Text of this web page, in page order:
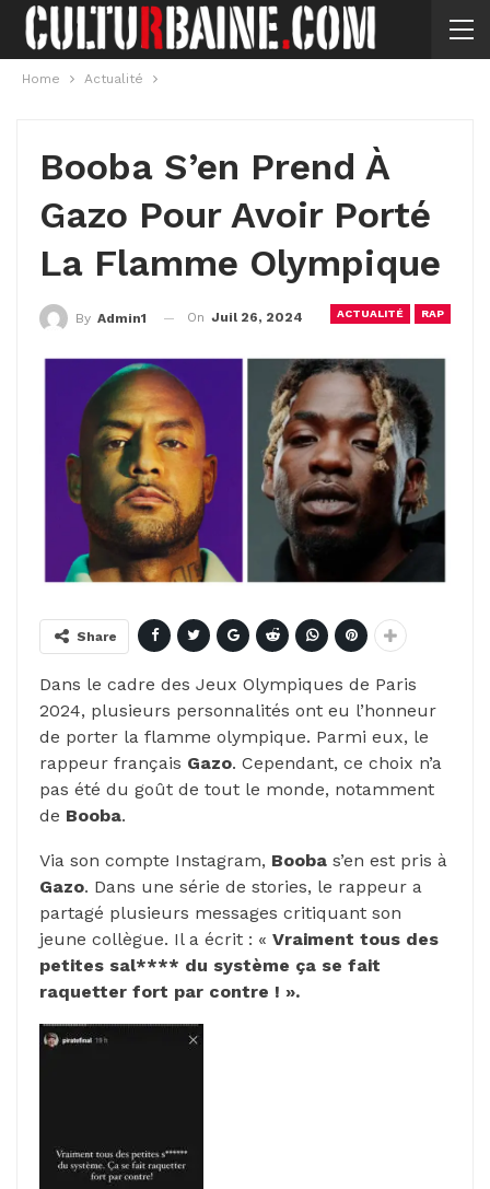
Home Actualité
Booba S’en Prend À
Gazo Pour Avoir Porté
La Flamme Olympique
ACTUALITÉ RAP
By Admin1 On Juil 26, 2024
Share
Dans le cadre des Jeux Olympiques de Paris
2024, plusieurs personnalités ont eu l’honneur
de porter la flamme olympique. Parmi eux, le
rappeur français Gazo. Cependant, ce choix n’a
pas été du goût de tout le monde, notamment
de Booba.
Via son compte Instagram, Booba s’en est pris à
Gazo. Dans une série de stories, le rappeur a
partagé plusieurs messages critiquant son
jeune collègue. Il a écrit : « Vraiment tous des
petites sal**** du système ça se fait
raquetter fort par contre ! ».